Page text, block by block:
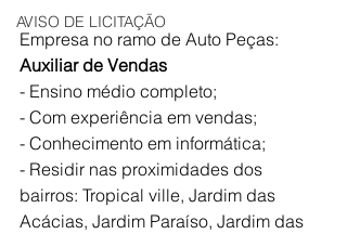
AVISO DE LICITAÇÃO
Empresa no ramo de Auto Peças:
Auxiliar de Vendas
- Ensino médio completo;
- Com experiência em vendas;
- Conhecimento em informática;
- Residir nas proximidades dos
bairros: Tropical ville, Jardim das
Acácias, Jardim Paraíso, Jardim das